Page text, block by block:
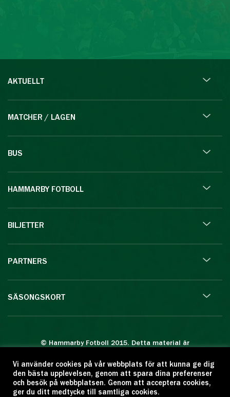
AKTUELLT
MATCHER / LAGEN
BUS
HAMMARBY FOTBOLL
BILJETTER
PARTNERS
SÄSONGSKORT
© Hammarby Fotboll 2015. Detta material är
Eftertryck eller annan kopiering är förbjuden.
Citera oss gärna men ange källan:
www.hammarbyfotboll.se. Ansvarig utgivare:
Vi använder cookies på vår webbplats för att kunna ge dig
den bästa upplevelsen, genom att spara dina preferenser
och besök på webbplatsen. Genom att acceptera cookies,
ger du ditt medtycke till samtliga cookies.